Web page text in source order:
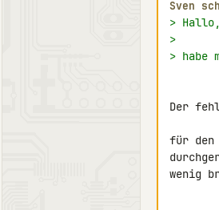
Sven
> Hallo,
>
> habe
Der
für den
wenig